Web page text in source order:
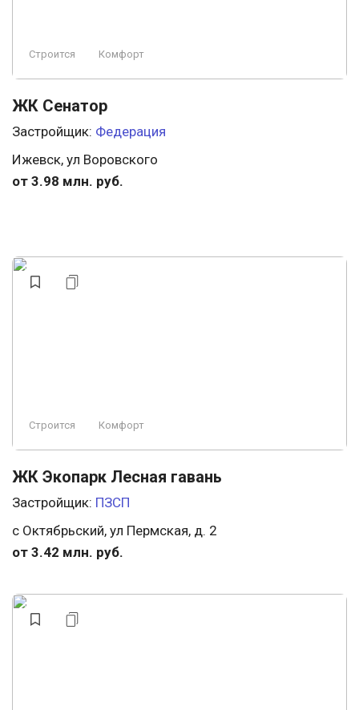
Строится Комфорт
ЖК Сенатор
Застройщик: Федерация
Ижевск, ул Воровского
от 3.98 млн. руб.
Строится Комфорт
ЖК Экопарк Лесная гавань
Застройщик: ПЗСП
с Октябрьский, ул Пермская, д. 2
от 3.42 млн. руб.